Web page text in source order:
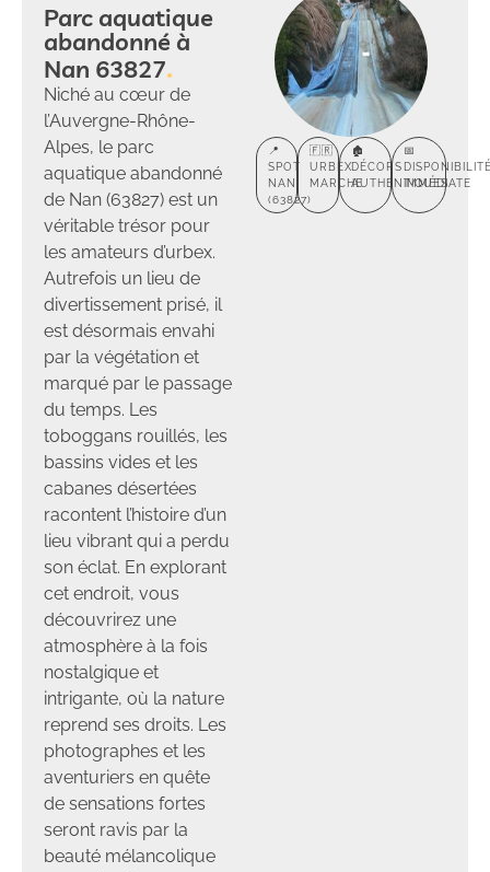
Parc aquatique
abandonné à
Nan 63827
Niché au cœur de
l’Auvergne-Rhône-
Alpes, le parc
aquatique abandonné
de Nan (63827) est un
véritable trésor pour
les amateurs d’urbex.
Autrefois un lieu de
divertissement prisé, il
est désormais envahi
par la végétation et
marqué par le passage
du temps. Les
toboggans rouillés, les
bassins vides et les
cabanes désertées
racontent l’histoire d’un
lieu vibrant qui a perdu
son éclat. En explorant
cet endroit, vous
découvrirez une
atmosphère à la fois
nostalgique et
intrigante, où la nature
reprend ses droits. Les
photographes et les
aventuriers en quête
de sensations fortes
seront ravis par la
beauté mélancolique
📍
SPOT
NAN
(63827)
🇫🇷
URBEX
MARCHE
🏚️
DÉCORS
AUTHENTIQUES
📅
IMMÉDIATE